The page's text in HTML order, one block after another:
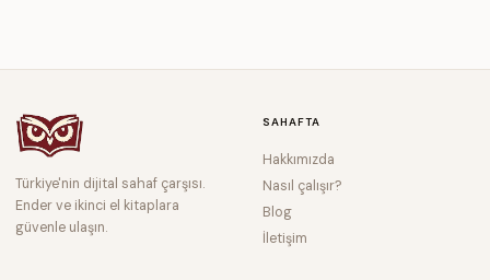
Türkiye'nin dijital sahaf çarşısı.
Ender ve ikinci el kitaplara
güvenle ulaşın.
SAHAFTA
Hakkımızda
Nasıl çalışır?
Blog
İletişim